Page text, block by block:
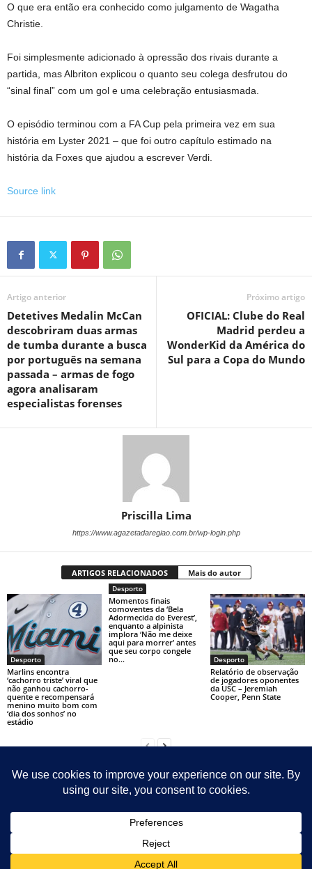
O que era então era conhecido como julgamento de Wagatha
Christie.
Foi simplesmente adicionado à opressão dos rivais durante a
partida, mas Albriton explicou o quanto seu colega desfrutou do
“sinal final” com um gol e uma celebração entusiasmada.
O episódio terminou com a FA Cup pela primeira vez em sua
história em Lyster 2021 – que foi outro capítulo estimado na
história da Foxes que ajudou a escrever Verdi.
Source link
Artigo anterior
Detetives Medalin McCan
descobriram duas armas
de tumba durante a busca
por português na semana
passada – armas de fogo
agora analisaram
especialistas forenses
Próximo artigo
OFICIAL: Clube do Real
Madrid perdeu a
WonderKid da América do
Sul para a Copa do Mundo
Priscilla Lima
https://www.agazetadaregiao.com.br/wp-login.php
ARTIGOS RELACIONADOS Mais do autor
Desporto
Marlins encontra
‘cachorro triste’ viral que
não ganhou cachorro-
quente e recompensará
menino muito bom com
‘dia dos sonhos’ no
estádio
Desporto
Momentos finais
comoventes da ‘Bela
Adormecida do Everest’,
enquanto a alpinista
implora ‘Não me deixe
aqui para morrer’ antes
que seu corpo congele
no...
Desporto
Relatório de observação
de jogadores oponentes
da USC – Jeremiah
Cooper, Penn State
Contact Sitemap Sobre Nosotras